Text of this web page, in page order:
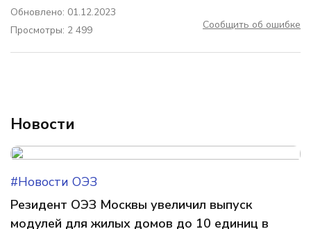
Обновлено: 01.12.2023
Просмотры: 2 499
Сообщить об ошибке
Новости
#Новости ОЭЗ
Резидент ОЭЗ Москвы увеличил выпуск
модулей для жилых домов до 10 единиц в